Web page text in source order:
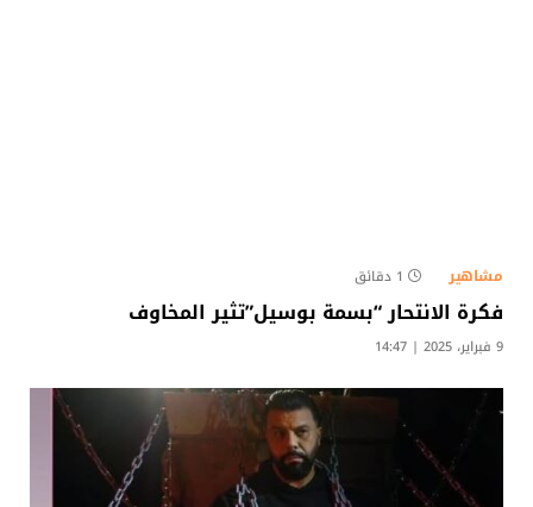
مشاهير 1 دقائق
فكرة الانتحار “بسمة بوسيل”تثير المخاوف
9 فبراير، 2025 | 14:47